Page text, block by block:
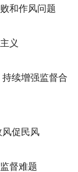
和作风问题
义
续增强监督合
风促民风
督难题